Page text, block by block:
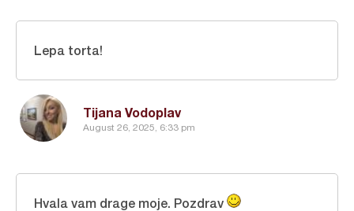
Tijana Vodoplav
August 26, 2025, 6:33 pm
Lepa torta!
Hvala vam drage moje. Pozdrav